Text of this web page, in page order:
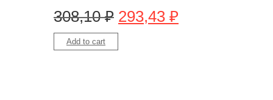
308,10₽ 293,43 ₽
Add to cart